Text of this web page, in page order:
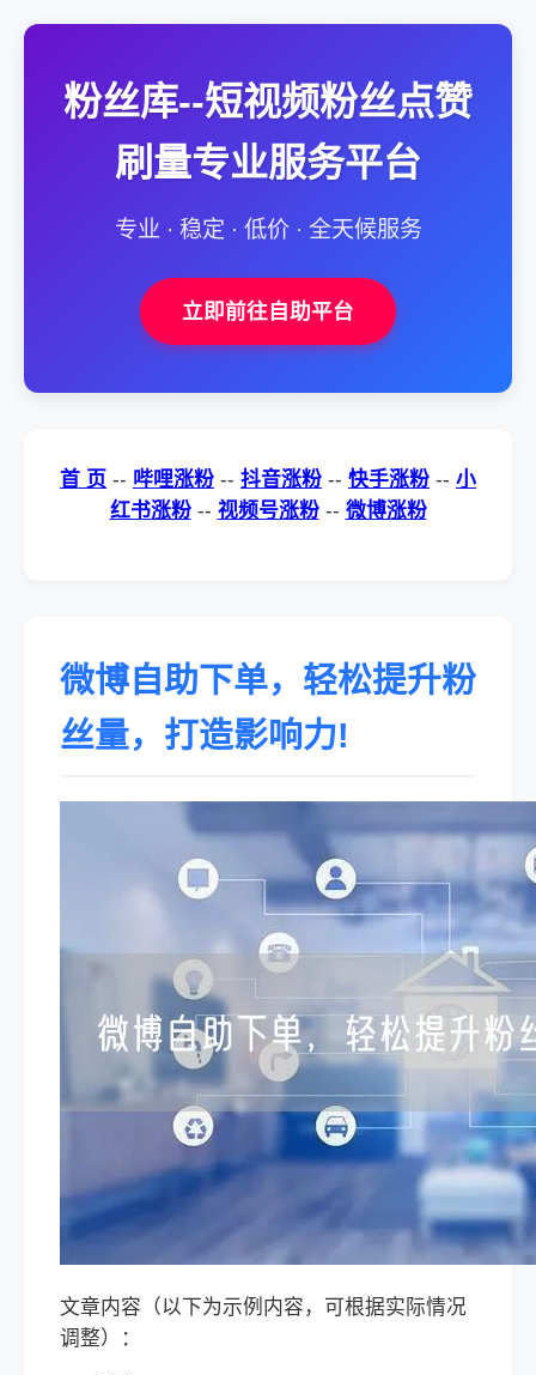
粉丝库--短视频粉丝点赞
刷量专业服务平台
专业 · 稳定 · 低价 · 全天候服务
立即前往自助平台
首 页 -- 哔哩涨粉 -- 抖音涨粉 -- 快手涨粉 -- 小
红书涨粉 -- 视频号涨粉 -- 微博涨粉
微博自助下单，轻松提升粉
丝量，打造影响力!
文章内容（以下为示例内容，可根据实际情况
调整）：